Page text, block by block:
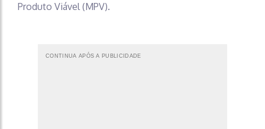
Produto Viável (MPV).
CONTINUA APÓS A PUBLICIDADE